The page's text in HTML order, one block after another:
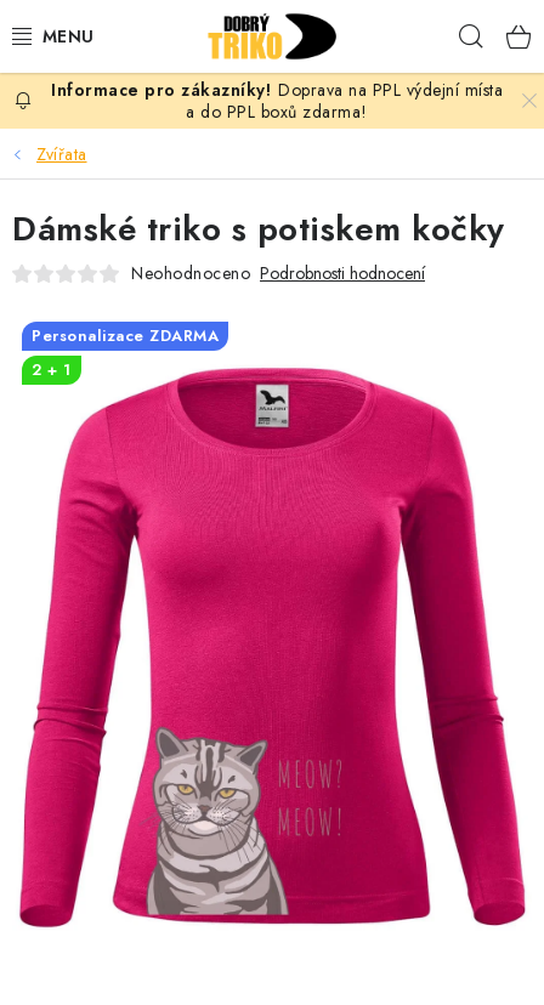
na
PRO ŽENY
PRO MUŽE
PRO DĚTI
PRO PÁRY
VLASTNÍ MOTIV
TRIČKA
MIKINY
OKAMŽITĚ K ODBĚRU
B2B
MÁM SRDCE POMÁHÁM
VÁNOCE
PROVIZNÍ SYSTÉM
O nás Časté otázky
Doprava a platba
Doprava na PPL výdejní místa
a do PPL boxů zdarma!
Zvířata
Dámské triko s potiskem kočky
Neohodnoceno Podrobnosti hodnocení
Personalizace ZDARMA
2 + 1